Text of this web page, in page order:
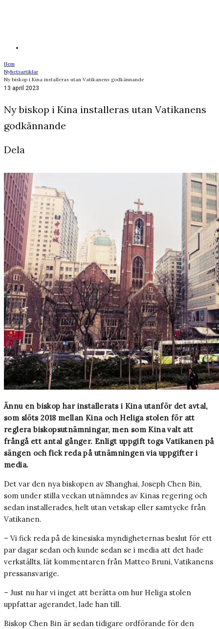
Hem
Nyhetsartiklar
Ny biskop i Kina installeras utan Vatikanens godkännande
13 april 2023
Ny biskop i Kina installeras utan Vatikanens
godkännande
Dela
Ännu en biskop har installerats i Kina utanför det avtal,
som slöts 2018 mellan Kina och Heliga stolen för att
reglera biskopsutnämningar, men som Kina valt att
frångå ett antal gånger. Enligt uppgift togs Vatikanen på
sängen och fick reda på utnämningen via uppgifter i
media.
Det var den nya biskopen av Shanghai, Joseph Chen Bin,
som under stilla veckan utnämndes av Kinas regering och
sedan installerades, helt utan vetskap eller samtycke från
Vatikanen.
– Vi fick reda på de kinesiska myndigheternas beslut för ett
par dagar sedan och kunde sedan se i media att det hade
verkställts, lät kommentaren från Matteo Bruni, Vatikanens
pressansvarige.
– Just nu har vi inget att berätta om hur Heliga stolen
uppfattar agerandet, lade han till.
Biskop Chen Bin är sedan tidigare ordförande för den